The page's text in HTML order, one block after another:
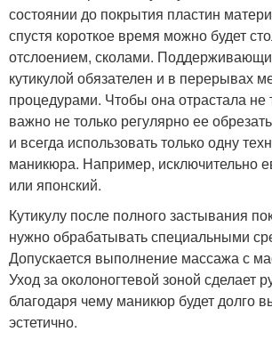
состоянии до покрытия пластин
спустя короткое время можно будет
отслоением, сколами.
кутикулой обязателен и в перерывах
процедурами. Чтобы она отрастала не
важно не только регулярно ее
и всегда использовать только одну
маникюра. Например, исключительно
или японский.
Кутикулу после полного застывания
нужно обрабатывать специальными
Допускается выполнение массажа с
Уход за околоногтевой зоной сделает
благодаря чему маникюр будет долго
эстетично.